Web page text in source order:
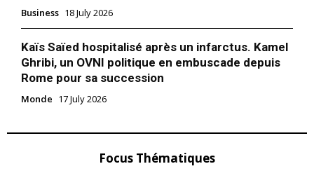
Business 18 July 2026
Kaïs Saïed hospitalisé après un infarctus. Kamel
Ghribi, un OVNI politique en embuscade depuis
Rome pour sa succession
Monde 17 July 2026
Focus Thématiques